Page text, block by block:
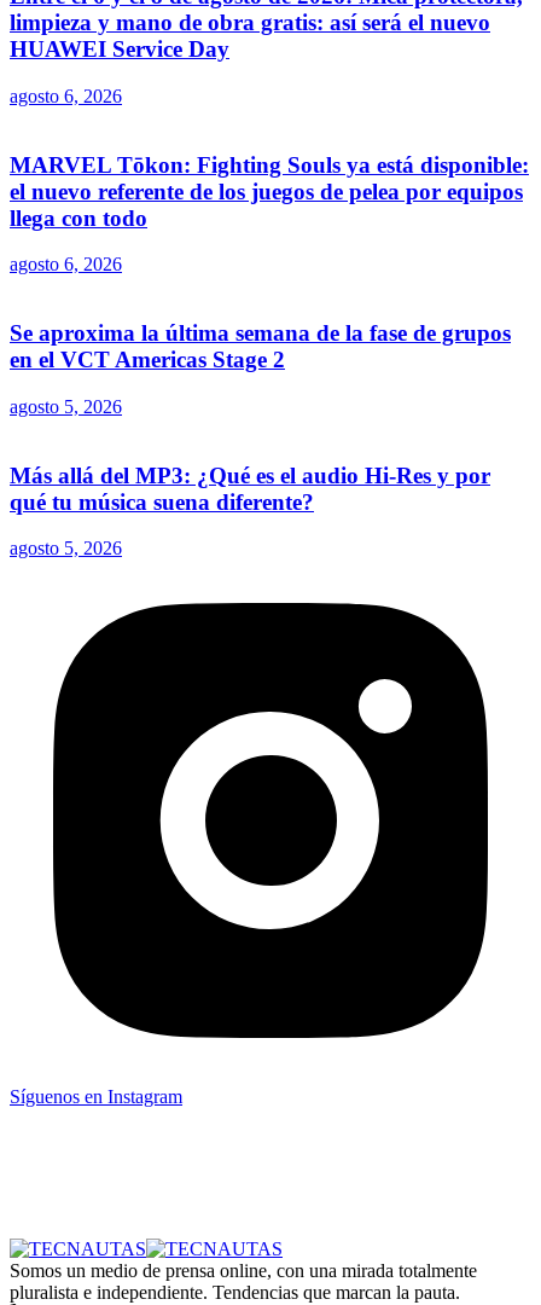
limpieza y mano de obra gratis: así será el nuevo
HUAWEI Service Day
agosto 6, 2026
MARVEL Tōkon: Fighting Souls ya está disponible:
el nuevo referente de los juegos de pelea por equipos
llega con todo
agosto 6, 2026
Se aproxima la última semana de la fase de grupos
en el VCT Americas Stage 2
agosto 5, 2026
Más allá del MP3: ¿Qué es el audio Hi-Res y por
qué tu música suena diferente?
agosto 5, 2026
Síguenos en Instagram
Somos un medio de prensa online, con una mirada totalmente
pluralista e independiente. Tendencias que marcan la pauta.